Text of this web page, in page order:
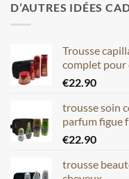
D’AUTRES IDÉES
Trousse
complet pour
€22.90
trousse soin
parfum figue
€22.90
trousse